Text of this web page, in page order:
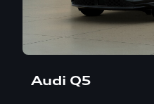
Audi Q5